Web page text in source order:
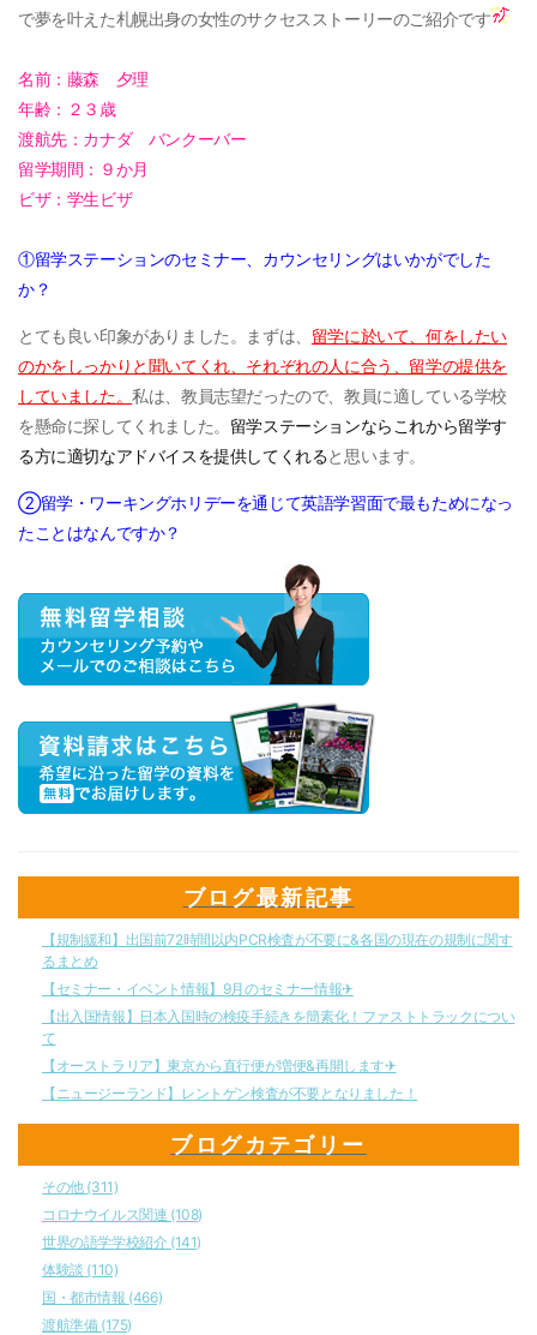
で夢を叶えた札幌出身の女性のサクセスストーリーのご紹介です
名前：藤森 夕理
年齢：２３歳
渡航先：カナダ バンクーバー
留学期間：９か月
ビザ：学生ビザ
①留学ステーションのセミナー、カウンセリングはいかがでした
か？
とても良い印象がありました。まずは、 留学に於いて、何をしたい
のかをしっかりと聞いてくれ、それぞれの人に合う、留学の提供を
していました。私は、教員志望だったので、教員に適している学校
を懸命に探してくれました。 留学ステーションならこれから留学す
る方に適切なアドバイスを提供してくれると思います。
②留学・ワーキングホリデーを通じて英語学習面で最もためになっ
たことはなんですか？
ブログ最新記事
【規制緩和】出国前72時間以内PCR検査が不要に&各国の現在の規制に関す
るまとめ
【セミナー・イベント情報】9月のセミナー情報✈︎
【出入国情報】日本入国時の検疫手続きを簡素化！ファストトラックについ
て
【オーストラリア】東京から直行便が増便&再開します✈︎
【ニュージーランド】レントゲン検査が不要となりました！
ブログカテゴリー
その他 (311)
コロナウイルス関連 (108)
世界の語学学校紹介 (141)
体験談 (110)
国・都市情報 (466)
渡航準備 (175)